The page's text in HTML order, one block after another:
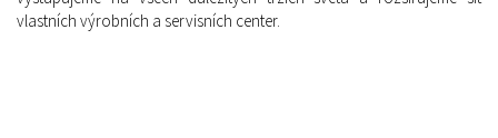
vlastních výrobních a servisních center.